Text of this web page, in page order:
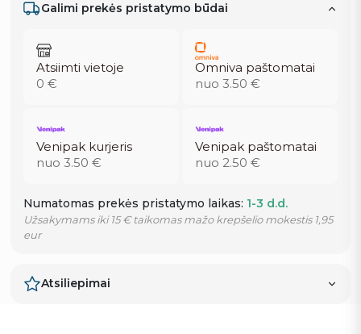
Galimi prekės pristatymo būdai
Atsiimti vietoje
0 €
Omniva paštomatai
nuo 3.50 €
Venipak kurjeris
nuo 3.50 €
Venipak paštomatai
nuo 2.50 €
Numatomas prekės pristatymo laikas: 1-3 d.d.
Užsakymams iki 15 € taikomas mažo krepšelio mokestis 1,95
eur
Atsiliepimai